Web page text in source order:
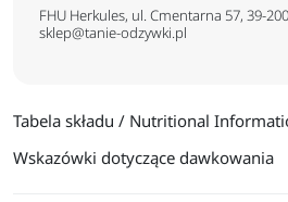
FHU Herkules, ul. Cmentarna 57, 39-
sklep@tanie-odzywki.pl
Tabela składu / Nutritional
Wskazówki dotyczące dawkowania